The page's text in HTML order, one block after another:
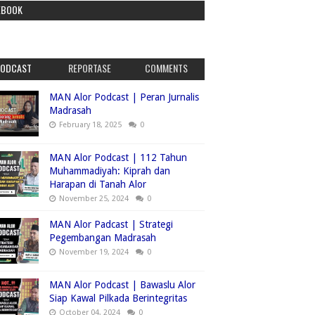
REPORTASE COMMENTS
MAN Alor Podcast | Peran Jurnalis
Madrasah
February 18, 2025 0
MAN Alor Podcast | 112 Tahun
Muhammadiyah: Kiprah dan
Harapan di Tanah Alor
November 25, 2024 0
MAN Alor Padcast | Strategi
Pegembangan Madrasah
November 19, 2024 0
MAN Alor Podcast | Bawaslu Alor
Siap Kawal Pilkada Berintegritas
October 04, 2024 0